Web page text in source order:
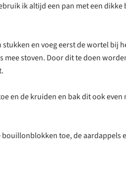
ik altijd een pan met een dikke
en voeg eerst de wortel bij
mee stoven. Door dit te doen
en de kruiden en bak dit ook even
bouillonblokken toe, de aardappels